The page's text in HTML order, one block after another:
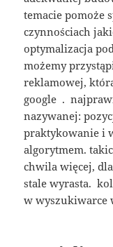
temacie pomoże
czynnościach
optymalizacja
możemy
reklamowej,
google .
nazywanej:
praktykowanie i
algorytmem.
chwila więcej,
stale wyrasta.
w wyszukiwarce